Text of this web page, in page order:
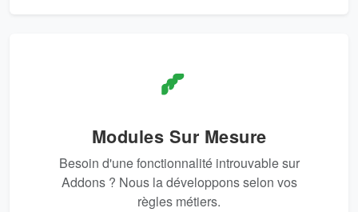
Modules Sur Mesure
Besoin d'une fonctionnalité introuvable sur
Addons ? Nous la développons selon vos
règles métiers.